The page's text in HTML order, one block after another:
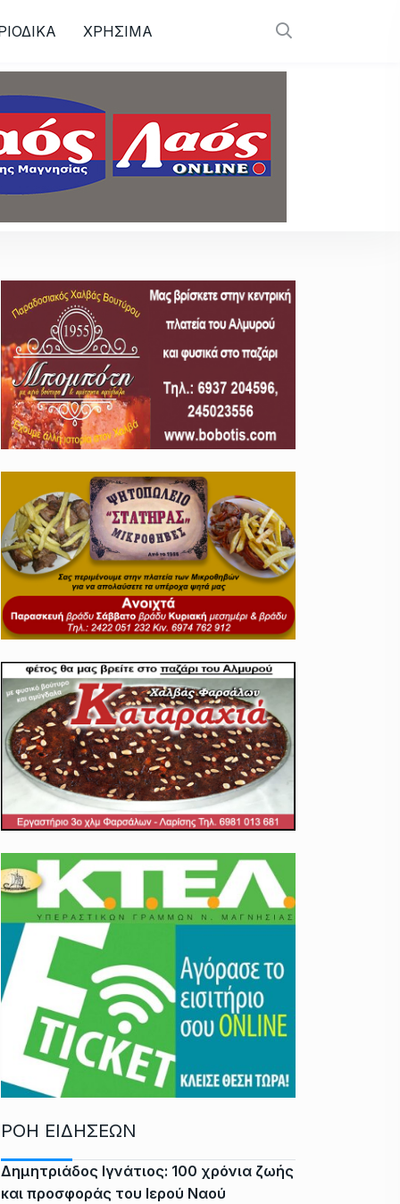
ΧΡΗΣΙΜΑ
ΡΟΗ ΕΙΔΗΣΕΩΝ
Δημητριάδος Ιγνάτιος: 100 χρόνια ζωής
και προσφοράς του Ιερού Ναού